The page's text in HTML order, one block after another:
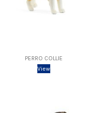
PERRO COLLIE
View